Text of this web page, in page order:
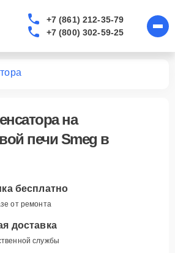
+7 (861) 212-35-79
+7 (800) 302-59-25
на
печи Smeg в
бесплатно
от ремонта
доставка
службы